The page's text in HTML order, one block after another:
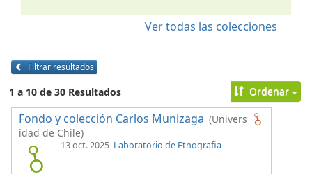
Ver todas las colecciones
Filtrar resultados
1 a 10 de 30 Resultados Ordenar
Fondo y colección Carlos Munizaga (Univers
idad de Chile)
13 oct. 2025 Laboratorio de Etnografia